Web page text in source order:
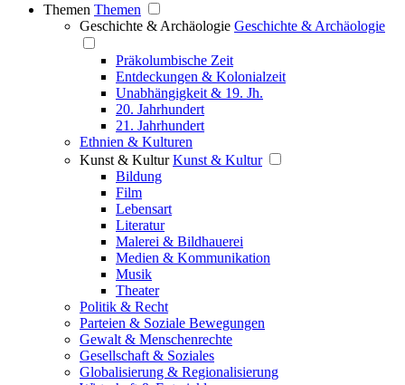
Themen Themen
Geschichte & Archäologie Geschichte & Archäologie
Präkolumbische Zeit
Entdeckungen & Kolonialzeit
Unabhängigkeit & 19. Jh.
20. Jahrhundert
21. Jahrhundert
Ethnien & Kulturen
Kunst & Kultur Kunst & Kultur
Bildung
Film
Lebensart
Literatur
Malerei & Bildhauerei
Medien & Kommunikation
Musik
Theater
Politik & Recht
Parteien & Soziale Bewegungen
Gewalt & Menschenrechte
Gesellschaft & Soziales
Globalisierung & Regionalisierung